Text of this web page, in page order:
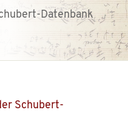
Datenbank
Schubert-